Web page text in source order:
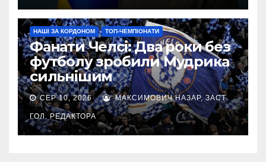
НАШІ ЗА КОРДОНОМ ТОП-ЧЕМПІОНАТИ
Фанати Челсі: Два роки без
футболу зробили Мудрика
сильнішим
СЕР 10, 2026 МАКСИМОВИЧ НАЗАР, ЗАСТ.
ГОЛ. РЕДАКТОРА